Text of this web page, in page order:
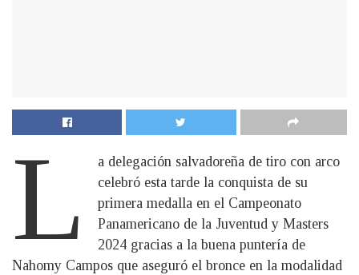
L
a delegación salvadoreña de tiro con arco
celebró esta tarde la conquista de su
primera medalla en el Campeonato
Panamericano de la Juventud y Masters
2024 gracias a la buena puntería de
Nahomy Campos que aseguró el bronce en la modalidad